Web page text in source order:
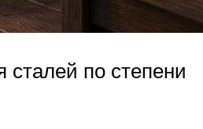
по степени